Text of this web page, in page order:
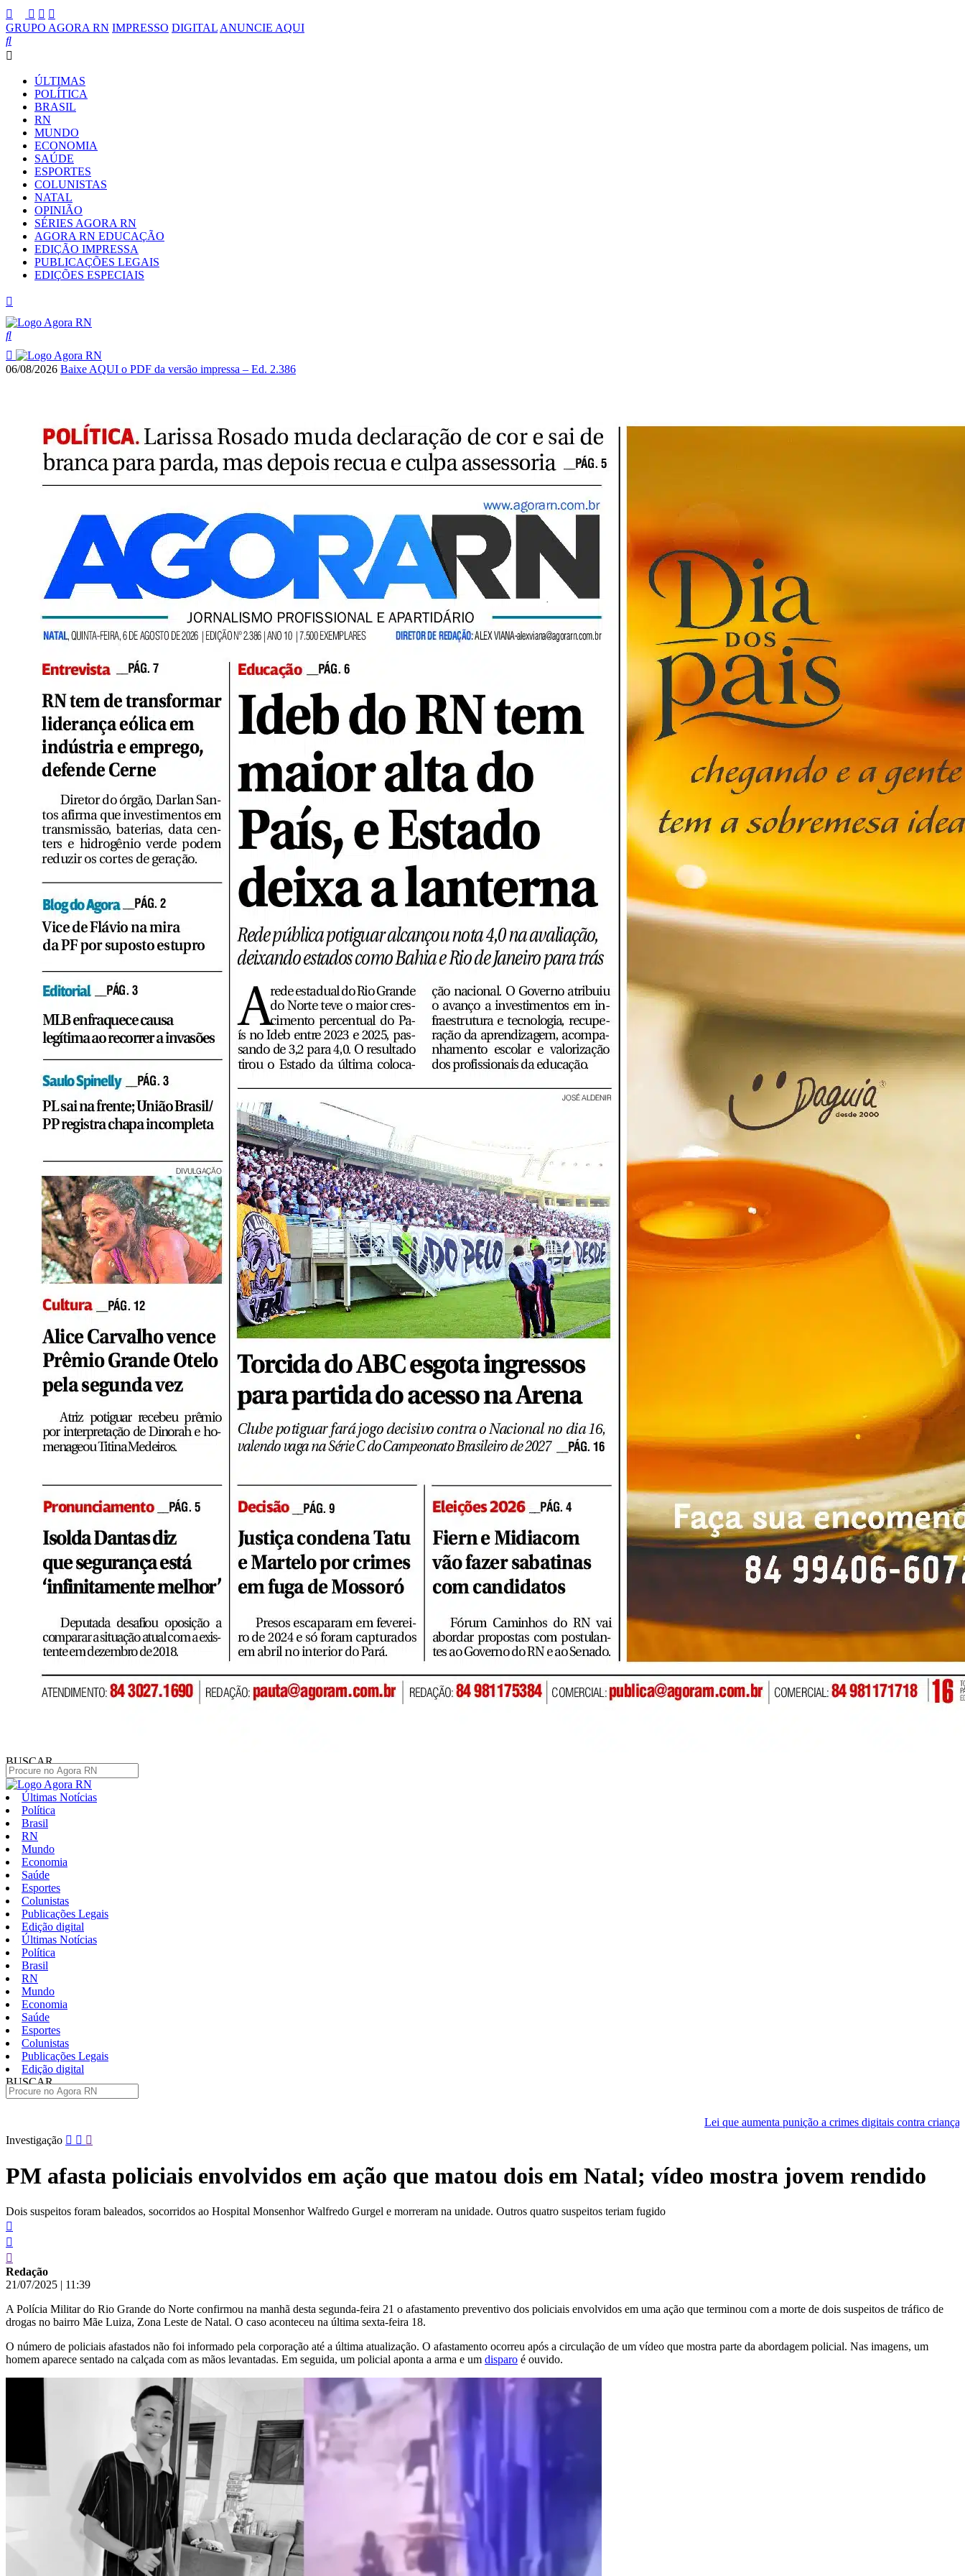
GRUPO AGORA RN IMPRESSO DIGITAL ANUNCIE AQUI
ÚLTIMAS
POLÍTICA
BRASIL
RN
MUNDO
ECONOMIA
SAÚDE
ESPORTES
COLUNISTAS
NATAL
OPINIÃO
SÉRIES AGORA RN
AGORA RN EDUCAÇÃO
EDIÇÃO IMPRESSA
PUBLICAÇÕES LEGAIS
EDIÇÕES ESPECIAIS
06/08/2026 Baixe AQUI o PDF da versão impressa – Ed. 2.386
BUSCAR
Últimas Notícias
Política
Brasil
RN
Mundo
Economia
Saúde
Esportes
Colunistas
Publicações Legais
Edição digital
Últimas Notícias
Política
Brasil
RN
Mundo
Economia
Saúde
Esportes
Colunistas
Publicações Legais
Edição digital
BUSCAR
Lei que aumenta punição a crimes digitais contra crianças é sancionada
Pular
conteúdo
Investigação
PM afasta policiais envolvidos em ação que matou dois em Natal; vídeo mostra jovem rendido
Dois suspeitos foram baleados, socorridos ao Hospital Monsenhor Walfredo Gurgel e morreram na unidade. Outros quatro suspeitos teriam fugido
Redação
21/07/2025 | 11:39
A Polícia Militar do Rio Grande do Norte confirmou na manhã desta segunda-feira 21 o afastamento preventivo dos policiais envolvidos em uma ação que terminou com a morte de dois suspeitos de tráfico de
drogas no bairro Mãe Luiza, Zona Leste de Natal. O caso aconteceu na última sexta-feira 18.
O número de policiais afastados não foi informado pela corporação até a última atualização. O afastamento ocorreu após a circulação de um vídeo que mostra parte da abordagem policial. Nas imagens, um
homem aparece sentado na calçada com as mãos levantadas. Em seguida, um policial aponta a arma e um disparo é ouvido.